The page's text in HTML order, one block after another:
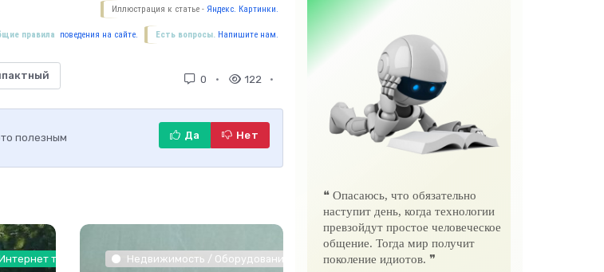
Иллюстрация к статье - Яндекс. Картинки.
Есть вопросы. Напишите нам.
правила поведения на сайте.
0 122
полезным Да Нет
технологии Недвижимость / Оборудование / Другие новости / Знакомства / Интернет технологии
❝ Опасаюсь, что обязательно
наступит день, когда технологии
превзойдут простое человеческое
общение. Тогда мир получит
поколение идиотов. ❞